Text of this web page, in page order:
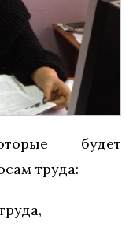
будет
труда: